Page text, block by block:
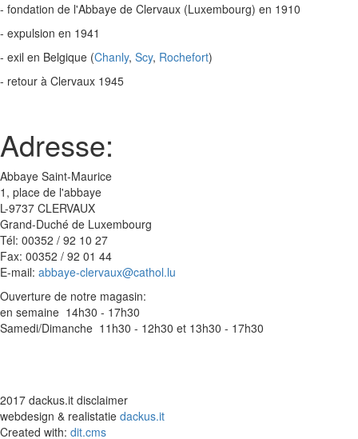
- fondation de l'Abbaye de Clervaux (Luxembourg) en 1910
- expulsion en 1941
- exil en Belgique (Chanly, Scy, Rochefort)
- retour à Clervaux 1945
Adresse:
Abbaye Saint-Maurice
1, place de l'abbaye
L-9737 CLERVAUX
Grand-Duché de Luxembourg
Tél: 00352 / 92 10 27
Fax: 00352 / 92 01 44
E-mail: abbaye-clervaux@cathol.lu
Ouverture de notre magasin:
en semaine 14h30 - 17h30
Samedi/Dimanche 11h30 - 12h30 et 13h30 - 17h30
2017 dackus.it disclaimer
webdesign & realistatie dackus.it
Created with: dit.cms